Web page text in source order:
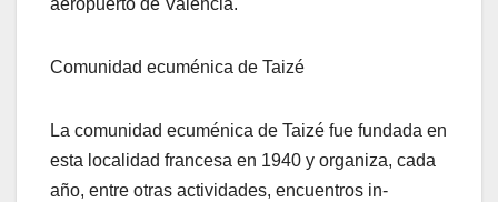
aeropuerto de Valencia.
Comunidad ecuménica de Taizé
La comunidad ecuménica de Taizé fue fundada en
esta localidad francesa en 1940 y organiza, cada
año, entre otras actividades, encuentros in-